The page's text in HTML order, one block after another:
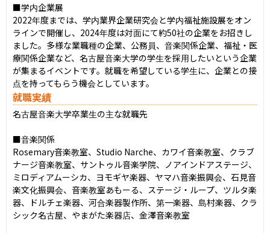
■学内企業展
2022年度までは、学内業界企業研究会と学内福祉施設展をオン
ラインで開催し、2024年度は対面にて約50社の企業をお招きし
ました。多様な業職種の企業、公務員、音楽関係企業、福祉・医
療関係企業など、名古屋音楽大学の学生を採用したいという企業
が集まるイベントです。就職を希望している学生に、企業との接
点を持ってもらう機会としています。
就職実績
名古屋音楽大学卒業生の主な就職先
■音楽関係
Rosemary⾳楽教室、Studio Narche、カワイ⾳楽教室、クラブ
ナージ⾳楽教室、サントゥル⾳楽学院、ノアインドアステージ、
ミロディアムーシカ、ヨモギヤ楽器、ヤマハ⾳楽振興会、⽯⾒⾳
楽⽂化振興会、⾳楽教室あもーる、ステージ・ループ、ツルタ楽
器、ドルチェ楽器、河合楽器製作所、第⼀楽器、島村楽器、クラ
シック名古屋、やまがた楽器店、⾦澤⾳楽教室